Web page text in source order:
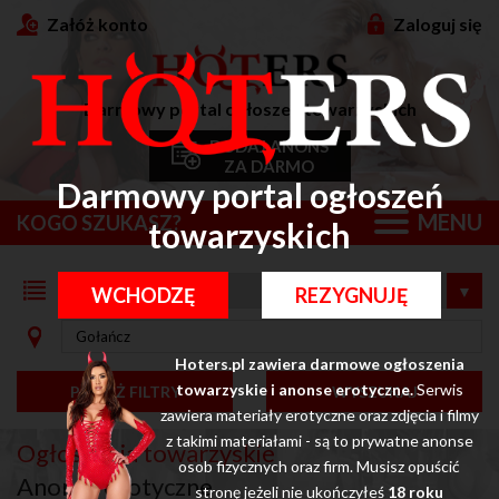
Darmowy portal ogłoszeń
towarzyskich
WCHODZĘ REZYGNUJĘ
Hoters.pl zawiera darmowe ogłoszenia
towarzyskie i anonse erotyczne.Serwis
zawiera materiały erotyczne oraz zdjęcia i filmy
z takimi materiałami - są to prywatne anonse
osob fizycznych oraz firm. Musisz opuścić
stronę jeżeli nie ukończyłeś 18 roku
Załóż konto Zaloguj się
Darmowy portal ogłoszeń towarzyskich
DODAJ ANONS
ZA DARMO
KOGO SZUKASZ? MENU
POKAŻ FILTRY WYSZUKAJ
Ogłoszenia towarzyskie
Anonse erotyczne